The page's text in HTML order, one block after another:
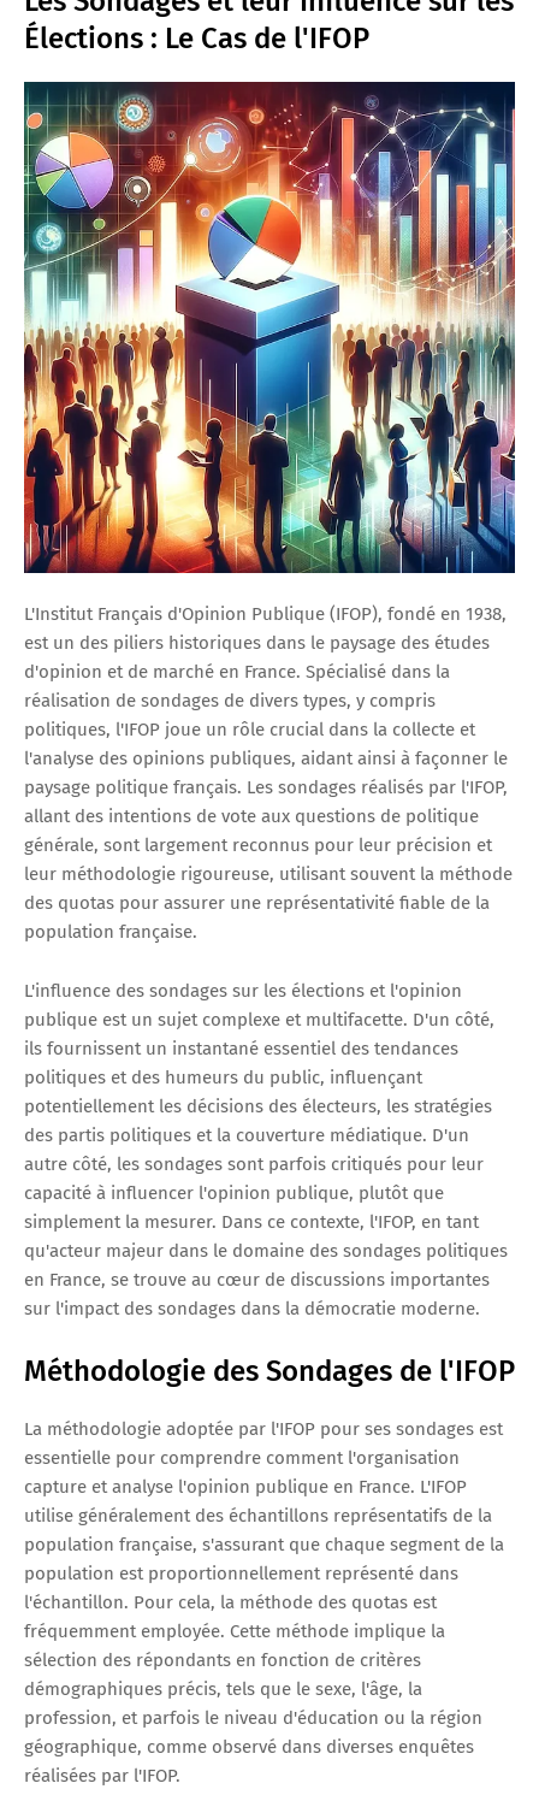
Élections : Le Cas de l'IFOP
L'Institut Français d'Opinion Publique (IFOP), fondé en 1938,
est un des piliers historiques dans le paysage des études
d'opinion et de marché en France. Spécialisé dans la
réalisation de sondages de divers types, y compris
politiques, l'IFOP joue un rôle crucial dans la collecte et
l'analyse des opinions publiques, aidant ainsi à façonner le
paysage politique français. Les sondages réalisés par l'IFOP,
allant des intentions de vote aux questions de politique
générale, sont largement reconnus pour leur précision et
leur méthodologie rigoureuse, utilisant souvent la méthode
des quotas pour assurer une représentativité fiable de la
population française​​​​​​.
L'influence des sondages sur les élections et l'opinion
publique est un sujet complexe et multifacette. D'un côté,
ils fournissent un instantané essentiel des tendances
politiques et des humeurs du public, influençant
potentiellement les décisions des électeurs, les stratégies
des partis politiques et la couverture médiatique. D'un
autre côté, les sondages sont parfois critiqués pour leur
capacité à influencer l'opinion publique, plutôt que
simplement la mesurer. Dans ce contexte, l'IFOP, en tant
qu'acteur majeur dans le domaine des sondages politiques
en France, se trouve au cœur de discussions importantes
sur l'impact des sondages dans la démocratie moderne.
Méthodologie des Sondages de l'IFOP
La méthodologie adoptée par l'IFOP pour ses sondages est
essentielle pour comprendre comment l'organisation
capture et analyse l'opinion publique en France. L'IFOP
utilise généralement des échantillons représentatifs de la
population française, s'assurant que chaque segment de la
population est proportionnellement représenté dans
l'échantillon. Pour cela, la méthode des quotas est
fréquemment employée. Cette méthode implique la
sélection des répondants en fonction de critères
démographiques précis, tels que le sexe, l'âge, la
profession, et parfois le niveau d'éducation ou la région
géographique, comme observé dans diverses enquêtes
réalisées par l'IFOP​​​​​​.